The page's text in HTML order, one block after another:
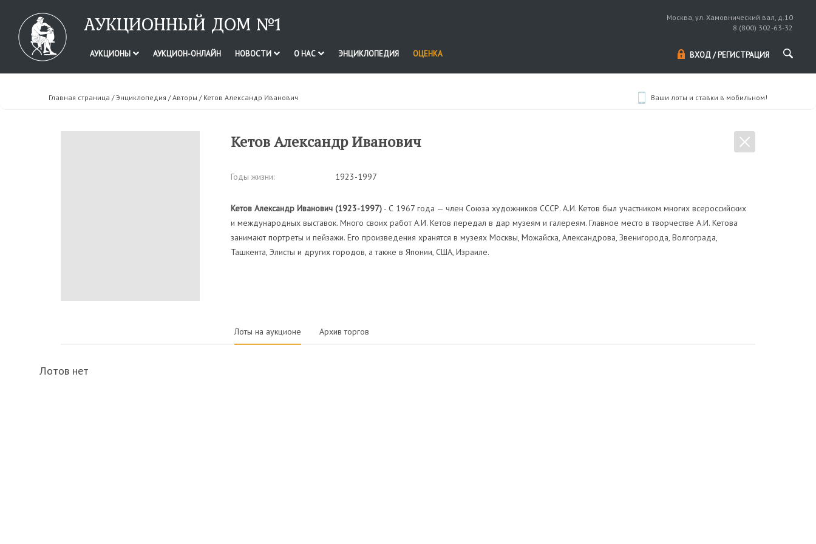
АУКЦИОННЫЙ ДОМ №1
Москва, ул. Хамовнический вал, д.10
8 (800) 302-63-32
АУКЦИОНЫ АУКЦИОН-ОНЛАЙН НОВОСТИ О НАС ЭНЦИКЛОПЕДИЯ ОЦЕНКА ВХОД / РЕГИСТРАЦИЯ
Главная страница /Энциклопедия /Авторы / Кетов Александр Иванович Ваши лоты и ставки в мобильном!
Кетов Александр Иванович
Годы жизни: 1923-1997
Кетов Александр Иванович (1923-1997)- С 1967 года — член Союза художников СССР. А.И. Кетов был участником многих всероссийских
и международных выставок. Много своих работ А.И. Кетов передал в дар музеям и галереям. Главное место в творчестве А.И. Кетова
занимают портреты и пейзажи. Его произведения хранятся в музеях Москвы, Можайска, Александрова, Звенигорода, Волгограда,
Ташкента, Элисты и других городов, а также в Японии, США, Израиле.
Лоты на аукционе Архив торгов
Лотов нет